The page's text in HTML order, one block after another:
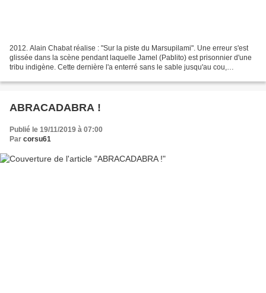
2012. Alain Chabat réalise : "Sur la piste du Marsupilami". Une erreur s'est
glissée dans la scène pendant laquelle Jamel (Pablito) est prisonnier d'une
tribu indigène. Cette dernière l'a enterré sans le sable jusqu'au cou,
ABRACADABRA !
Publié le 19/11/2019 à 07:00
Par corsu61